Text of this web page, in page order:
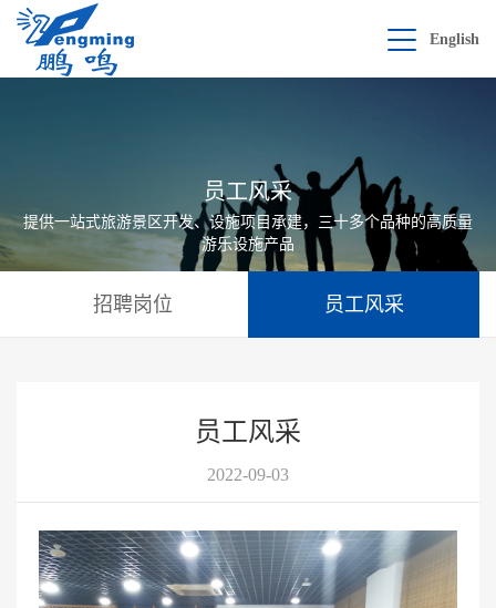
English
员工风采
提供一站式旅游景区开发、设施项目承建，三十多个品种的高质量
游乐设施产品
招聘岗位 员工风采
员工风采
2022-09-03